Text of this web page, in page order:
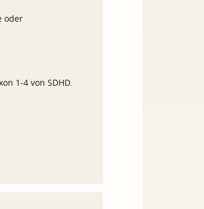
oder
1-4 von SDHD.